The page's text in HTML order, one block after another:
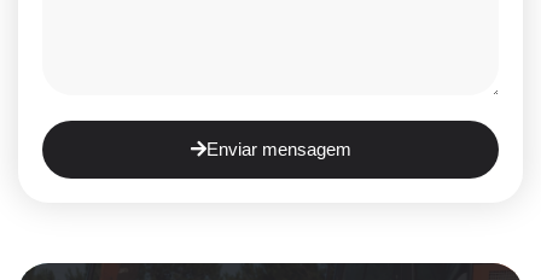
Enviar mensagem